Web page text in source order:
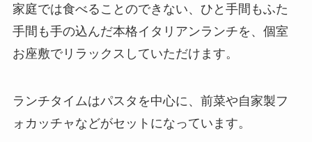
家庭では食べることのできない、ひと手間もふた
手間も手の込んだ本格イタリアンランチを、個室
お座敷でリラックスしていただけます。
ランチタイムはパスタを中心に、前菜や自家製フ
ォカッチャなどがセットになっています。